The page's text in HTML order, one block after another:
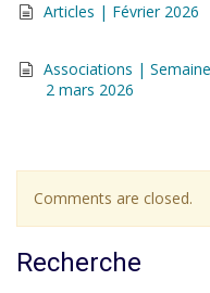
Articles | Février 2026
Associations |
2 mars 2026
Comments are closed.
Recherche